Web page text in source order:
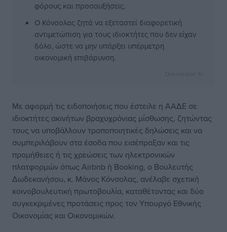
φόρους και προσαυξήσεις.
Ο Κόνσολας ζητά να εξεταστεί διαφορετική
αντιμετώπιση για τους ιδιοκτήτες που δεν είχαν
δόλο, ώστε να μην υπάρξει υπέρμετρη
οικονομική επιβάρυνση.
Με αφορμή τις ειδοποιήσεις που έστειλε η ΑΑΔΕ σε
ιδιοκτήτες ακινήτων βραχυχρόνιας μίσθωσης, ζητώντας
τους να υποβάλλουν τροποποιητικές δηλώσεις και να
συμπεριλάβουν στα έσοδα που εισέπραξαν και τις
προμήθειες ή τις χρεώσεις των ηλεκτρονικών
πλατφορμών όπως Airbnb ή Booking, ο Βουλευτής
Δωδεκανήσου, κ. Μάνος Κόνσολας, ανέλαβε σχετική
κοινοβουλευτική πρωτοβουλία, καταθέτοντας και δύο
συγκεκριμένες προτάσεις προς τον Υπουργό Εθνικής
Οικονομίας και Οικονομικών.